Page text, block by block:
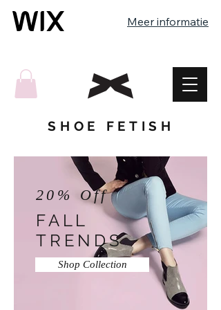
Meer informatie